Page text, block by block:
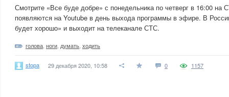
Смотрите «Все буде добре» с понедельника по четверг в 16:00 на
появляются на Youtube в день выхода программы в эфире. В
будет хорошо» и выходит на телеканале СТС.
голова ноги думать ходить
stopa 29 декабря 2020, 10:58 0 1157